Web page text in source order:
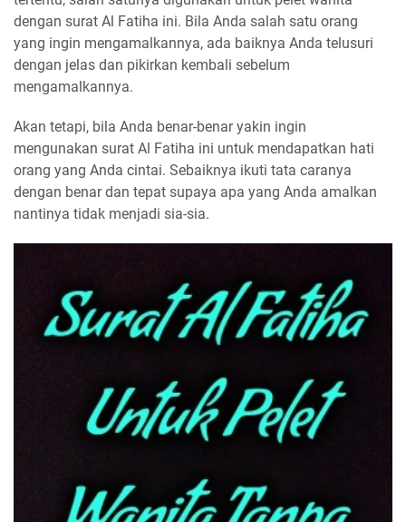
dengan surat Al Fatiha ini. Bila Anda salah satu orang
yang ingin mengamalkannya, ada baiknya Anda telusuri
dengan jelas dan pikirkan kembali sebelum
mengamalkannya.
Akan tetapi, bila Anda benar-benar yakin ingin
mengunakan surat Al Fatiha ini untuk mendapatkan hati
orang yang Anda cintai. Sebaiknya ikuti tata caranya
dengan benar dan tepat supaya apa yang Anda amalkan
nantinya tidak menjadi sia-sia.